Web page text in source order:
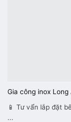
Gia công inox Long
📱 Tư vấ́n lắp đặt
...